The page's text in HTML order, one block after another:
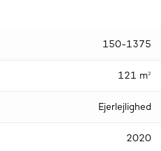
150-1375
121 m²
Ejerlejlighed
2020